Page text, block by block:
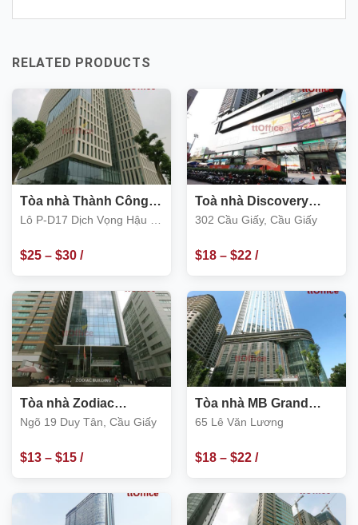
RELATED PRODUCTS
Tòa nhà Thành Công
Tower, Duy Tân- Dịch
Lô P-D17 Dịch Vọng Hậu –
$25– $30/
m2
Toà nhà Discovery
Complex 302 Cầu Giấy
302 Cầu Giấy, Cầu Giấy
$18– $22/
m2
Tòa nhà Zodiac
Building, Ngõ 19 Duy
Ngõ 19 Duy Tân, Cầu Giấy
$13– $15/
m2
Tòa nhà MB Grand
Tower, số 65 Lê Văn
65 Lê Văn Lương
$18– $22/
m2